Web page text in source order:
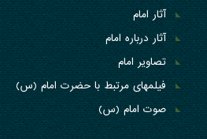
آثار امام
آثار درباره امام
تصاویر امام
فیلمهای مرتبط با حضرت امام (س)
صوت امام (س)